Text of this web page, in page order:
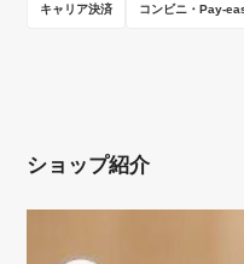
て、毎日ゴクゴク飲んでます
(*^-^*)
キャリア決済 コンビニ・Pay-
ショップ紹介